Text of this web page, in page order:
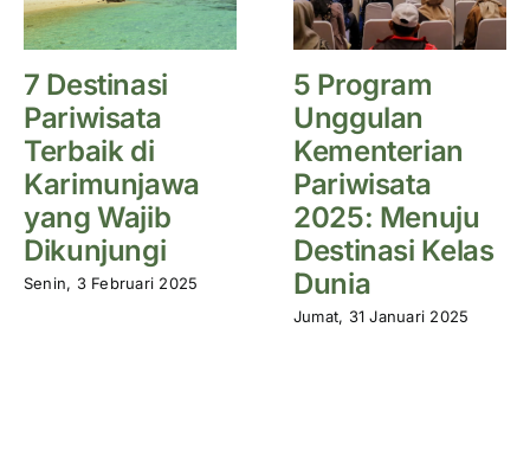
7 Destinasi
Pariwisata
Terbaik di
Karimunjawa
yang Wajib
Dikunjungi
Senin, 3 Februari 2025
5 Program
Unggulan
Kementerian
Pariwisata
2025: Menuju
Destinasi Kelas
Dunia
Jumat, 31 Januari 2025